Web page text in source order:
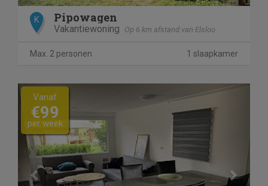
K Pipowagen
Vakantiewoning Op 6 km afstand van Elsloo
Max. 2 personen 1 slaapkamer
Previous
Vanaf
€99
per week